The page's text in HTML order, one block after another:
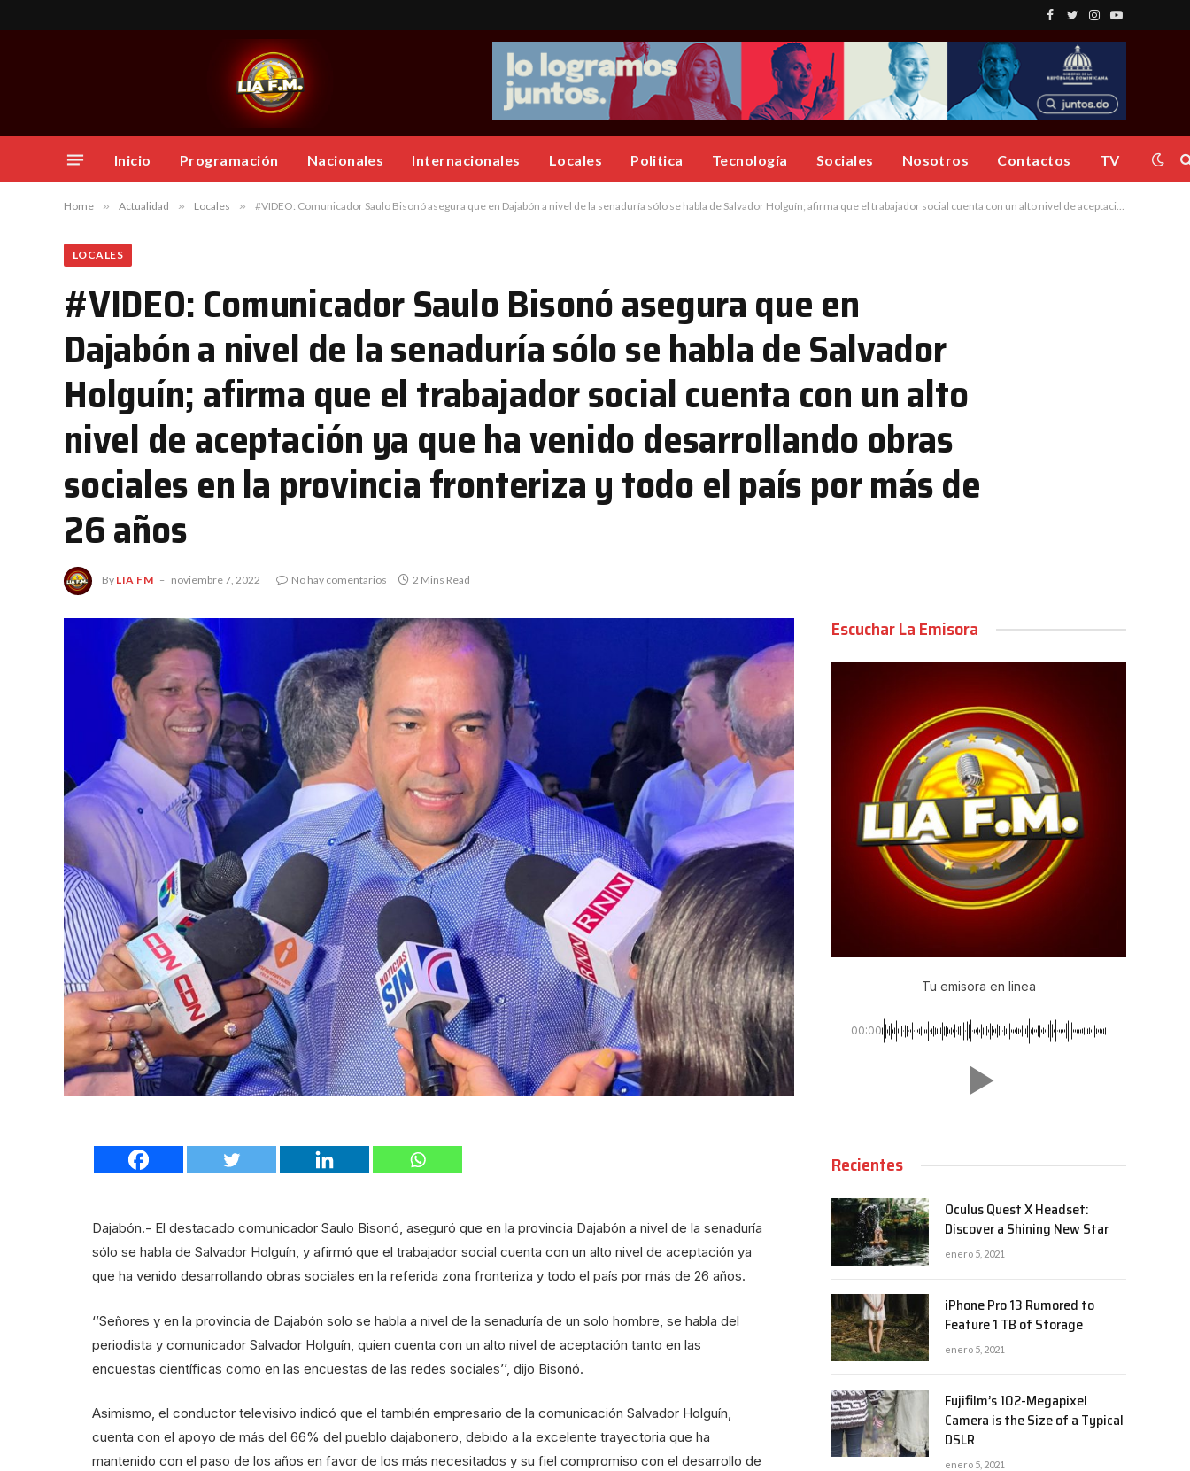
Facebook
TwitterInstagram
YouTube
Inicio Programación Nacionales Internacionales Locales Politica Tecnología Sociales Nosotros Contactos TV
Home » Actualidad » Locales » #VIDEO: Comunicador Saulo Bisonó asegura que en Dajabón a nivel de la senaduría sólo se habla de Salvador Holguín; afirma que el trabajador social cuenta con un alto nivel de aceptación ya que ha venido desarrollando obras sociales en la provincia fronteriza y todo el país por más de 26 años
LOCALES
#VIDEO: Comunicador Saulo Bisonó asegura que en
Dajabón a nivel de la senaduría sólo se habla de Salvador
Holguín; afirma que el trabajador social cuenta con un alto
nivel de aceptación ya que ha venido desarrollando obras
sociales en la provincia fronteriza y todo el país por más de
26 años
By LIA FM noviembre 7, 2022 No hay comentarios 2 Mins Read
Dajabón.- El destacado comunicador Saulo Bisonó, aseguró que en la provincia Dajabón a nivel de la senaduría
sólo se habla de Salvador Holguín, y afirmó que el trabajador social cuenta con un alto nivel de aceptación ya
que ha venido desarrollando obras sociales en la referida zona fronteriza y todo el país por más de 26 años.
‘’Señores y en la provincia de Dajabón solo se habla a nivel de la senaduría de un solo hombre, se habla del
periodista y comunicador Salvador Holguín, quien cuenta con un alto nivel de aceptación tanto en las
encuestas científicas como en las encuestas de las redes sociales’’, dijo Bisonó.
Asimismo, el conductor televisivo indicó que el también empresario de la comunicación Salvador Holguín,
cuenta con el apoyo de más del 66% del pueblo dajabonero, debido a la excelente trayectoria que ha
mantenido con el paso de los años en favor de los más necesitados y su fiel compromiso con el desarrollo de
Escuchar La Emisora
Tu emisora en linea
00:00
Recientes
Oculus Quest X Headset:
Discover a Shining New Star
enero 5, 2021
iPhone Pro 13 Rumored to
Feature 1 TB of Storage
enero 5, 2021
Fujifilm’s 102-Megapixel
Camera is the Size of a Typical
DSLR
enero 5, 2021